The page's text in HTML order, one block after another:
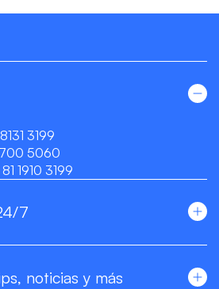
3199
5060
1910 3199
7
noticias y más